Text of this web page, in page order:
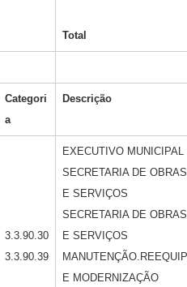
Total
Categori
a
Descrição
3.3.90.30
3.3.90.39
EXECUTIVO MUNICIPAL
SECRETARIA DE OBRAS
E SERVIÇOS
SECRETARIA DE OBRAS
E SERVIÇOS
MANUTENÇÃO.REEQUIP
E MODERNIZAÇÃO